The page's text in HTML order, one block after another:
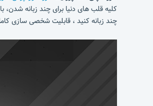
کلیه قلب های دنیا برای چند زبانه شدن،
چند زبانه کنید ، قابلیت شخصی سازی